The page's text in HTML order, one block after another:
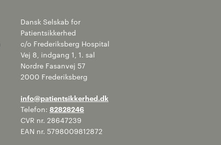
Dansk Selskab for
Patientsikkerhed
c/o Frederiksberg Hospital
Vej 8, indgang 1, 1. sal
Nordre Fasanvej 57
2000 Frederiksberg
info@patientsikkerhed.dk
Telefon: 82828246
CVR nr. 28647239
EAN nr. 5798009812872